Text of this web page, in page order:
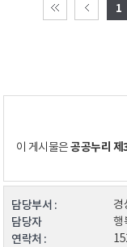
1
이 게시물은공공누리
담당부서 : 경
담당자 행
연락처 :